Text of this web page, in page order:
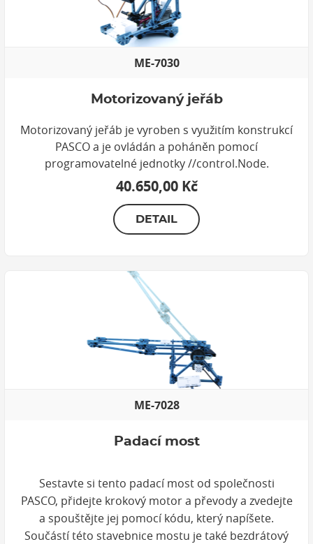
ME-7030
Motorizovaný jeřáb
Motorizovaný jeřáb je vyroben s využitím konstrukcí
PASCO a je ovládán a poháněn pomocí
programovatelné jednotky //control.Node.
40.650,00 Kč
DETAIL
ME-7028
Padací most
Sestavte si tento padací most od společnosti
PASCO, přidejte krokový motor a převody a zvedejte
a spouštějte jej pomocí kódu, který napíšete.
Součástí této stavebnice mostu je také bezdrátový